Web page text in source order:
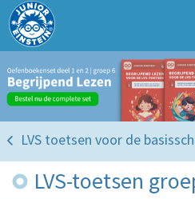
LVS toetsen voor de
LVS-toetsen